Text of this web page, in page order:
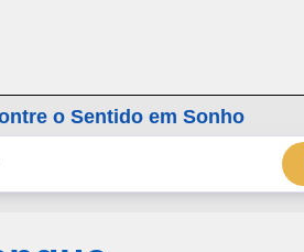
o Sentido em Sonho